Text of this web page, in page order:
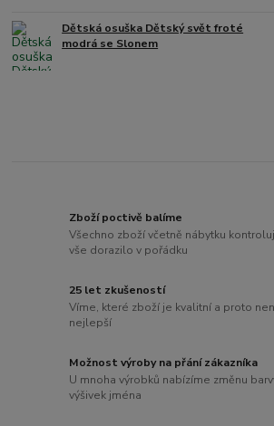
Dětská osuška Dětský svět froté
modrá se Slonem
Zboží poctivě balíme
Všechno zboží včetně nábytku
vše dorazilo v pořádku
25 let zkušeností
Víme, které zboží je kvalitní a proto
nejlepší
Možnost výroby na přání zákazníka
U mnoha výrobků nabízíme změnu
výšivek jména